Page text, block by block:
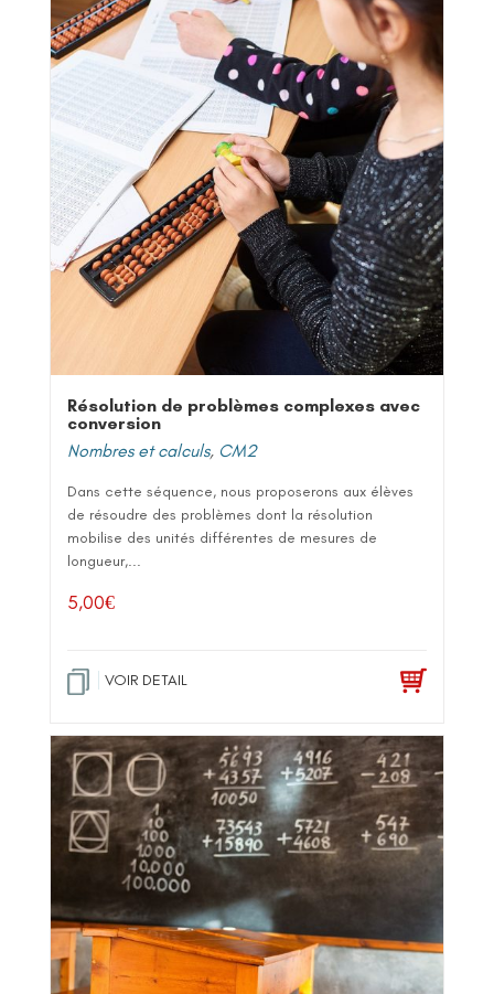
Résolution de problèmes complexes avec
conversion
Nombres et calculs, CM2
Dans cette séquence, nous proposerons aux élèves
de résoudre des problèmes dont la résolution
mobilise des unités différentes de mesures de
longueur,...
5,00€
VOIR DETAIL